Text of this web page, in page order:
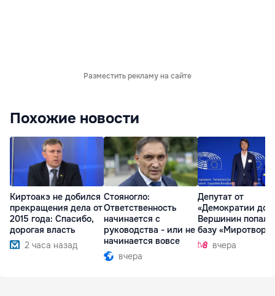
Разместить рекламу на сайте
Похожие новости
Киртоакэ не добился
прекращения дела от
2015 года: Спасибо,
дорогая власть
2 часа назад
Стояногло:
Ответственность
начинается с
руководства - или не
начинается вовсе
вчера
Депутат от
«Демократии
Вершинин попал в
базу
вчера